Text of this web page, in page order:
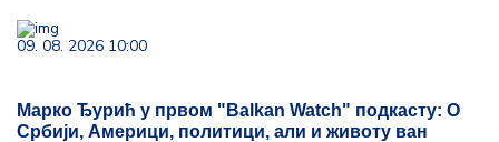
09. 08. 2026 10:00
Марко Ђурић у првом "Balkan Watch" подкасту: О
Србији, Америци, политици, али и животу ван